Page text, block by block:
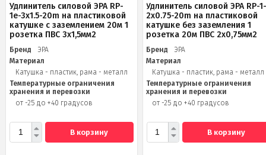
Удлинитель силовой ЭРА RP-
1e-3x1.5-20m на пластиковой
катушке c заземлением 20м 1
розетка ПВС 3х1,5мм2
Бренд
ЭРА
Материал
Катушка - пластик, рама - металл
Температурные ограничения
хранения и перевозки
от -25 до +40 градусов
В корзину
Удлинитель силовой ЭРА RP-
2x0.75-20m на пластиковой
катушке без заземления 1
розетка 20м ПВС 2х0,75мм2
Бренд
ЭРА
Материал
Катушка - пластик, рама - металл
Температурные ограничения
хранения и перевозки
от -25 до +40 градусов
В корзину